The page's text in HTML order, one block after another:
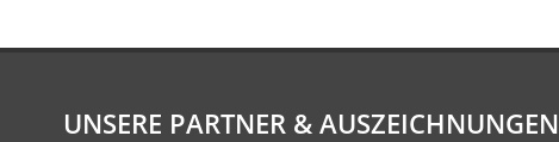
UNSERE PARTNER & AUSZEICHNUNGEN